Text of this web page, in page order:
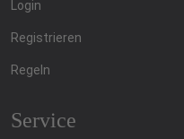
Login
Registrieren
Regeln
Service